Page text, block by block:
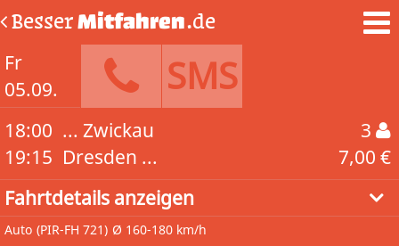
BesserMitfahren.de
Fr
05.09.
SMS
18:00
19:15
... Zwickau
Dresden ...
3
7,00 €
Fahrtdetails anzeigen
Auto (PIR-FH 721) Ø 160-180 km/h